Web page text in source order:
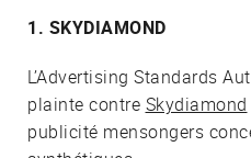
1. SKYDIAMOND
L’Advertising Standards
plainte contre Skydiamond
publicité mensongers